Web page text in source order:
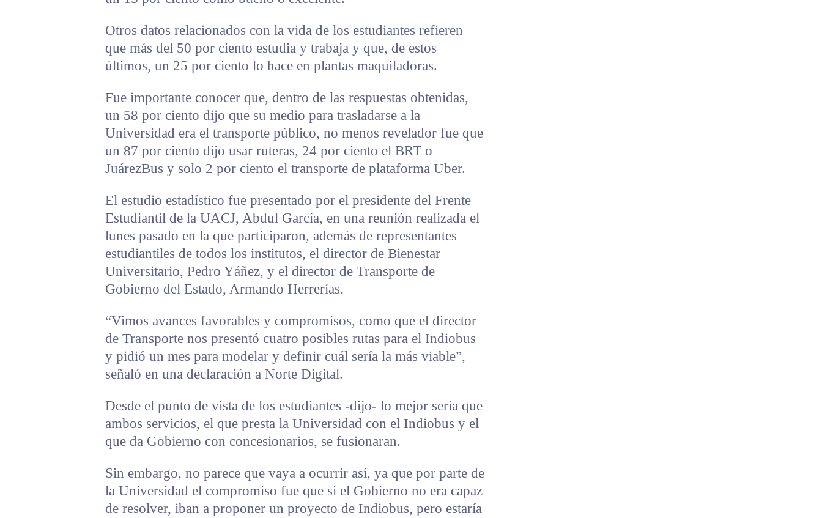
Otros datos relacionados con la vida de los estudiantes refieren
que más del 50 por ciento estudia y trabaja y que, de estos
últimos, un 25 por ciento lo hace en plantas maquiladoras.
Fue importante conocer que, dentro de las respuestas obtenidas,
un 58 por ciento dijo que su medio para trasladarse a la
Universidad era el transporte público, no menos revelador fue que
un 87 por ciento dijo usar ruteras, 24 por ciento el BRT o
JuárezBus y solo 2 por ciento el transporte de plataforma Uber.
El estudio estadístico fue presentado por el presidente del Frente
Estudiantil de la UACJ, Abdul García, en una reunión realizada el
lunes pasado en la que participaron, además de representantes
estudiantiles de todos los institutos, el director de Bienestar
Universitario, Pedro Yáñez, y el director de Transporte de
Gobierno del Estado, Armando Herrerías.
“Vimos avances favorables y compromisos, como que el director
de Transporte nos presentó cuatro posibles rutas para el Indiobus
y pidió un mes para modelar y definir cuál sería la más viable”,
señaló en una declaración a Norte Digital.
Desde el punto de vista de los estudiantes -dijo- lo mejor sería que
ambos servicios, el que presta la Universidad con el Indiobus y el
que da Gobierno con concesionarios, se fusionaran.
Sin embargo, no parece que vaya a ocurrir así, ya que por parte de
la Universidad el compromiso fue que si el Gobierno no era capaz
de resolver, iban a proponer un proyecto de Indiobus, pero estaría